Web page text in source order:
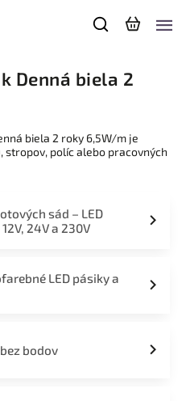
Denná biela 2
biela 2 roky 6,5W/m je
stropov, políc alebo pracovných
sád – LED
24V a 230V
LED pásiky a
bodov